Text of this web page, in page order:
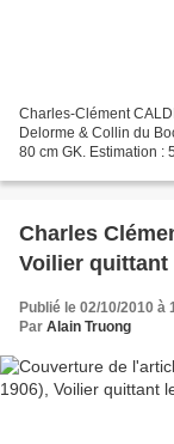
Charles-Clément
Delorme & Collin du
80 cm GK. Estimation :
Charles
Voilier quittant
Publié le 02/10/2010 à
Par Alain Truong